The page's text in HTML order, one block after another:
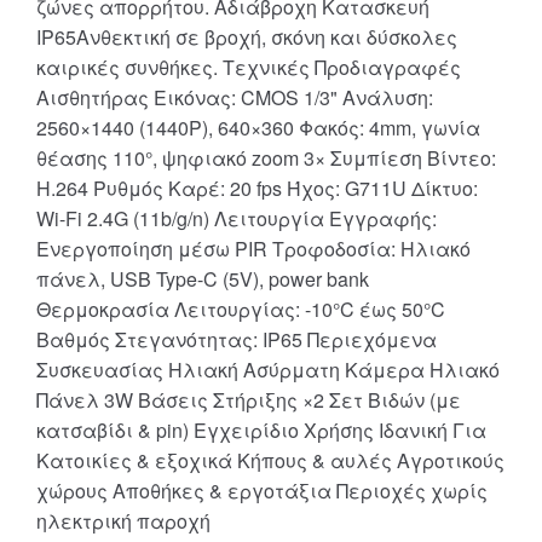
ζώνες απορρήτου. Αδιάβροχη Κατασκευή
IP65Ανθεκτική σε βροχή, σκόνη και δύσκολες
καιρικές συνθήκες. Τεχνικές Προδιαγραφές
Αισθητήρας Εικόνας: CMOS 1/3" Ανάλυση:
2560×1440 (1440P), 640×360 Φακός: 4mm, γωνία
θέασης 110°, ψηφιακό zoom 3× Συμπίεση Βίντεο:
H.264 Ρυθμός Καρέ: 20 fps Ήχος: G711U Δίκτυο:
Wi-Fi 2.4G (11b/g/n) Λειτουργία Εγγραφής:
Ενεργοποίηση μέσω PIR Τροφοδοσία: Ηλιακό
πάνελ, USB Type-C (5V), power bank
Θερμοκρασία Λειτουργίας: -10°C έως 50°C
Βαθμός Στεγανότητας: IP65 Περιεχόμενα
Συσκευασίας Ηλιακή Ασύρματη Κάμερα Ηλιακό
Πάνελ 3W Βάσεις Στήριξης ×2 Σετ Βιδών (με
κατσαβίδι & pin) Εγχειρίδιο Χρήσης Ιδανική Για
Κατοικίες & εξοχικά Κήπους & αυλές Αγροτικούς
χώρους Αποθήκες & εργοτάξια Περιοχές χωρίς
ηλεκτρική παροχή